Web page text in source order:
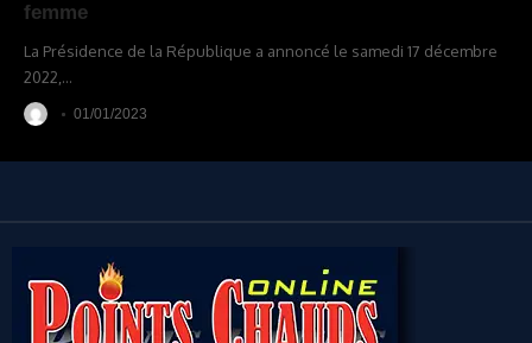
femme
La Présidence de la République a annoncé le samedi 17 décembre
2022,…
01/01/2023